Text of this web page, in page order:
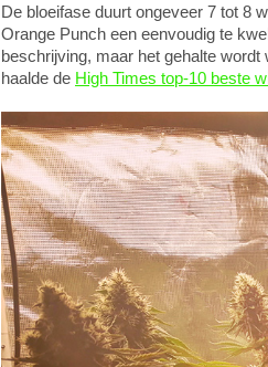
De bloeifase duurt ongeveer 7 tot 8
Orange Punch een eenvoudig te
beschrijving, maar het gehalte wordt
haalde de High Times top-10 beste